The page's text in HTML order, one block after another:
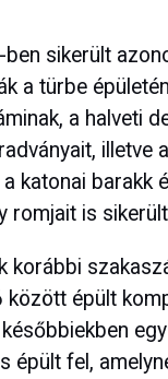
sikerült
a türbe
a halveti
illetve a
katonai barakk
romjait is
korábbi
között épült
épült fel,